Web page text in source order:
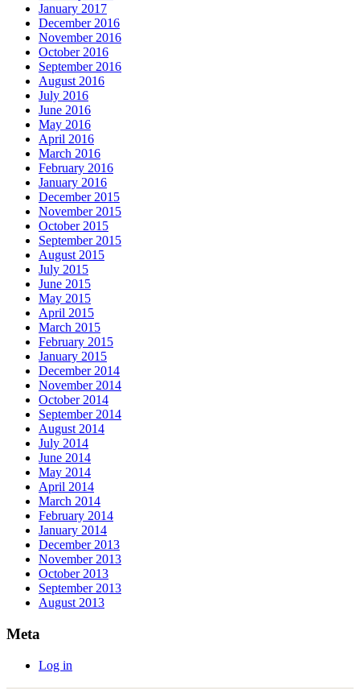
January 2017
December 2016
November 2016
October 2016
September 2016
August 2016
July 2016
June 2016
May 2016
April 2016
March 2016
February 2016
January 2016
December 2015
November 2015
October 2015
September 2015
August 2015
July 2015
June 2015
May 2015
April 2015
March 2015
February 2015
January 2015
December 2014
November 2014
October 2014
September 2014
August 2014
July 2014
June 2014
May 2014
April 2014
March 2014
February 2014
January 2014
December 2013
November 2013
October 2013
September 2013
August 2013
Meta
Log in